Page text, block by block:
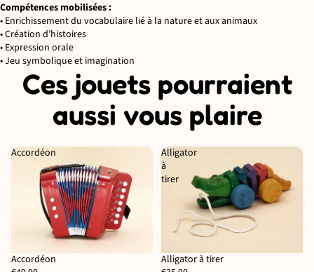
Compétences mobilisées :
• Enrichissement du vocabulaire lié à la nature et aux animaux
• Création d’histoires
• Expression orale
• Jeu symbolique et imagination
Ces jouets pourraient
aussi vous plaire
Accordéon
Accordéon
Alligator
à
tirer
Épuisé
Alligator à tirer